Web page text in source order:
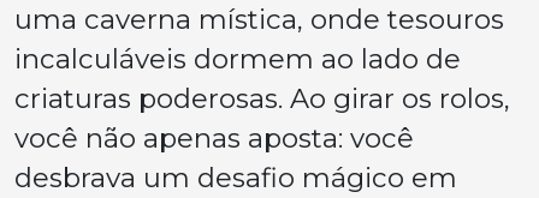
uma caverna mística, onde tesouros
incalculáveis dormem ao lado de
criaturas poderosas. Ao girar os rolos,
você não apenas aposta: você
desbrava um desafio mágico em